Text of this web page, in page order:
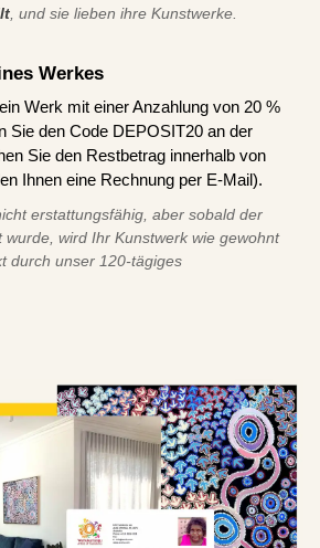
, und sie lieben ihre Kunstwerke.
Werkes
Werk mit einer Anzahlung von 20 %
Sie den Code DEPOSIT20 an der
Sie den Restbetrag innerhalb von
Ihnen eine Rechnung per E-Mail).
erstattungsfähig, aber sobald der
wurde, wird Ihr Kunstwerk wie gewohnt
durch unser 120-tägiges